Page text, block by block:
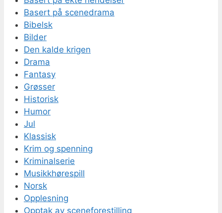
Basert på scenedrama
Bibelsk
Bilder
Den kalde krigen
Drama
Fantasy
Grøsser
Historisk
Humor
Jul
Klassisk
Krim og spenning
Kriminalserie
Musikkhørespill
Norsk
Opplesning
Opptak av sceneforestilling